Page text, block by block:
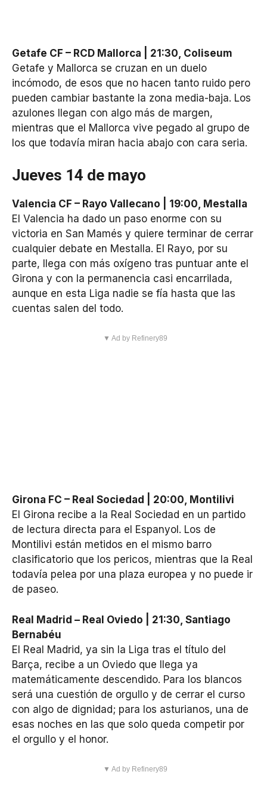
Getafe CF – RCD Mallorca | 21:30, Coliseum
Getafe y Mallorca se cruzan en un duelo
incómodo, de esos que no hacen tanto ruido pero
pueden cambiar bastante la zona media-baja. Los
azulones llegan con algo más de margen,
mientras que el Mallorca vive pegado al grupo de
los que todavía miran hacia abajo con cara seria.
Jueves 14 de mayo
Valencia CF – Rayo Vallecano | 19:00, Mestalla
El Valencia ha dado un paso enorme con su
victoria en San Mamés y quiere terminar de cerrar
cualquier debate en Mestalla. El Rayo, por su
parte, llega con más oxígeno tras puntuar ante el
Girona y con la permanencia casi encarrilada,
aunque en esta Liga nadie se fía hasta que las
cuentas salen del todo.
▼ Ad by Refinery89
Girona FC – Real Sociedad | 20:00, Montilivi
El Girona recibe a la Real Sociedad en un partido
de lectura directa para el Espanyol. Los de
Montilivi están metidos en el mismo barro
clasificatorio que los pericos, mientras que la Real
todavía pelea por una plaza europea y no puede ir
de paseo.
Real Madrid – Real Oviedo | 21:30, Santiago
Bernabéu
El Real Madrid, ya sin la Liga tras el título del
Barça, recibe a un Oviedo que llega ya
matemáticamente descendido. Para los blancos
será una cuestión de orgullo y de cerrar el curso
con algo de dignidad; para los asturianos, una de
esas noches en las que solo queda competir por
el orgullo y el honor.
▼ Ad by Refinery89